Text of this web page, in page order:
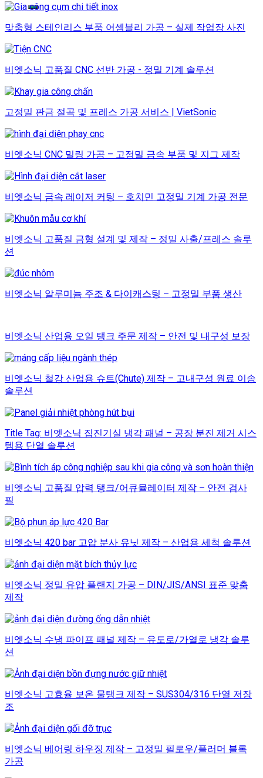
맞춤형 스테인리스 부품 어셈블리 가공 – 실제 작업장 사진
비엣소닉 고품질 CNC 선반 가공 - 정밀 기계 솔루션
고정밀 판금 절곡 및 프레스 가공 서비스 | VietSonic
비엣소닉 CNC 밀링 가공 – 고정밀 금속 부품 및 지그 제작
비엣소닉 금속 레이저 커팅 – 호치민 고정밀 기계 가공 전문
비엣소닉 고품질 금형 설계 및 제작 – 정밀 사출/프레스 솔루
션
비엣소닉 알루미늄 주조 & 다이캐스팅 – 고정밀 부품 생산
비엣소닉 산업용 오일 탱크 주문 제작 – 안전 및 내구성 보장
비엣소닉 철강 산업용 슈트(Chute) 제작 – 고내구성 원료 이송
솔루션
Title Tag: 비엣소닉 집진기실 냉각 패널 – 공장 분진 제거 시스
템용 단열 솔루션
비엣소닉 고품질 압력 탱크/어큐뮬레이터 제작 – 안전 검사
필
비엣소닉 420 bar 고압 분사 유닛 제작 – 산업용 세척 솔루션
비엣소닉 정밀 유압 플랜지 가공 – DIN/JIS/ANSI 표준 맞춤
제작
비엣소닉 수냉 파이프 패널 제작 – 유도로/가열로 냉각 솔루
션
비엣소닉 고효율 보온 물탱크 제작 – SUS304/316 단열 저장
조
비엣소닉 베어링 하우징 제작 – 고정밀 필로우/플러머 블록
가공